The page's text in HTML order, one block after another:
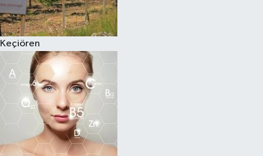
Keçiören